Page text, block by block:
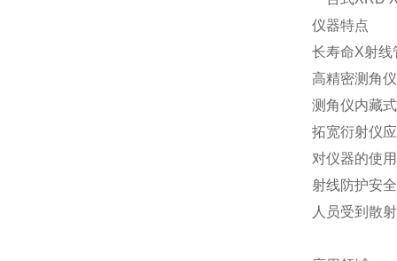
仪器特点
长寿命X射线
高精密测角
测角仪内藏
拓宽衍射仪
对仪器的使用
射线防护安
人员受到散